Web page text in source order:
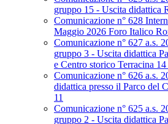
gruppo 15 - Uscita didattica
Comunicazione n° 628
Maggio 2026 Foro Italico
Comunicazione n° 627 a.s.
gruppo 3 - Uscita didattica
e Centro storico Terracina
Comunicazione n° 626 a.s.
didattica presso il Parco del
11
Comunicazione n° 625 a.s.
gruppo 2 - Uscita didattica